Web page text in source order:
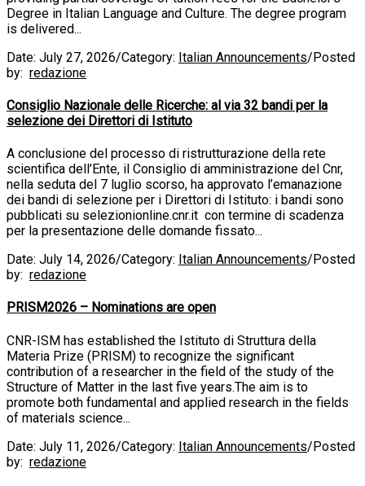
Degree in Italian Language and Culture. The degree program
is delivered...
Date: July 27, 2026/Category: Italian Announcements/Posted
by: redazione
Consiglio Nazionale delle Ricerche: al via 32 bandi per la
selezione dei Direttori di Istituto
A conclusione del processo di ristrutturazione della rete
scientifica dell’Ente, il Consiglio di amministrazione del Cnr,
nella seduta del 7 luglio scorso, ha approvato l’emanazione
dei bandi di selezione per i Direttori di Istituto: i bandi sono
pubblicati su selezionionline.cnr.it con termine di scadenza
per la presentazione delle domande fissato...
Date: July 14, 2026/Category: Italian Announcements/ Posted
by: redazione
PRISM2026 – Nominations are open
CNR-ISM has established the Istituto di Struttura della
Materia Prize (PRISM) to recognize the significant
contribution of a researcher in the field of the study of the
Structure of Matter in the last five years.The aim is to
promote both fundamental and applied research in the fields
of materials science...
Date: July 11, 2026/Category: Italian Announcements/Posted
by: redazione